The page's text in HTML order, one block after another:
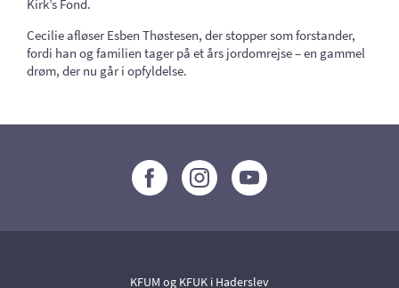
Kirk’s Fond.
Cecilie afløser Esben Thøstesen, der stopper som forstander,
fordi han og familien tager på et års jordomrejse – en gammel
drøm, der nu går i opfyldelse.
KFUM og KFUK i Haderslev